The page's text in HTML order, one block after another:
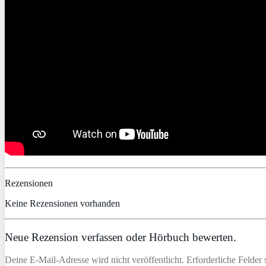
Rezensionen
Keine Rezensionen vorhanden
Neue Rezension verfassen oder Hörbuch bewerten.
Deine E-Mail-Adresse wird nicht veröffentlicht. Erforderliche Felder